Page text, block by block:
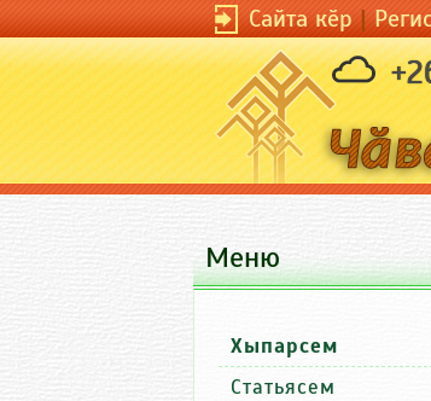
Сайта кӗр|
Меню
Хыпарсем
Статьясем